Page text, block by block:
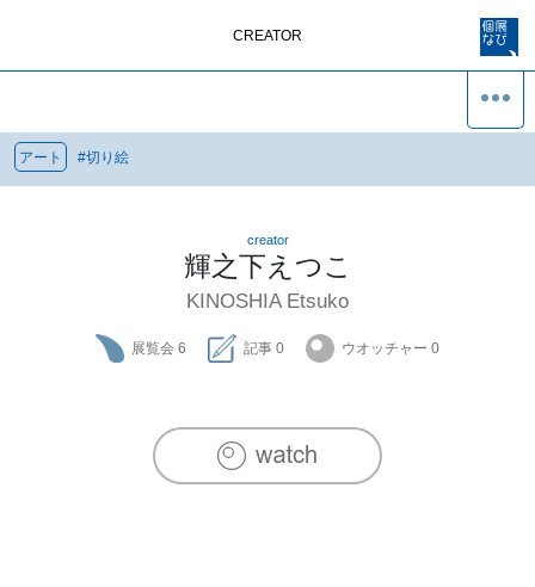
CREATOR
アート #切り絵
creator
輝之下えつこ
KINOSHIA Etsuko
展覧会 6 記事 0 ウオッチャー 0